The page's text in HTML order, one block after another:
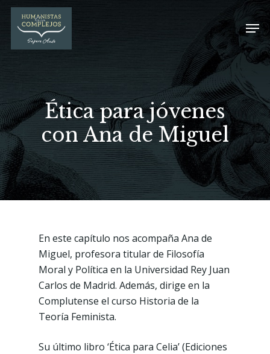
Ética para jóvenes
con Ana de Miguel
En este capítulo nos acompaña Ana de
Miguel, profesora titular de Filosofía
Moral y Política en la Universidad Rey Juan
Carlos de Madrid. Además, dirige en la
Complutense el curso Historia de la
Teoría Feminista.
Su último libro ‘Ética para Celia’ (Ediciones